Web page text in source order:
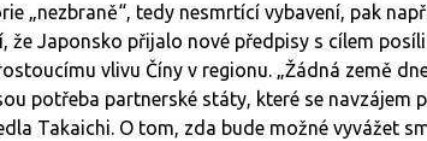
„nezbraně“, tedy nesmrtící vybavení, pak
že Japonsko přijalo nové předpisy s cílem
vlivu Číny v regionu. „Žádná země
potřeba partnerské státy, které se navzájem
Takaichi. O tom, zda bude možné vyvážet